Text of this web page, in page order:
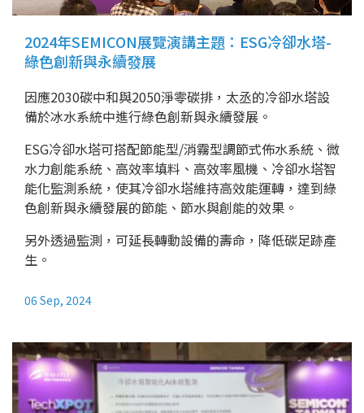
2024年SEMICON展覽演講主題：ESG冷卻水塔-
綠色創新與永續發展
因應2030碳中和與2050淨零碳排，太丞的冷卻水塔設
備於冰水系統中進行綠色創新與永續發展。
ESG冷卻水塔可搭配節能型/消霧型調節式佈水系統、微
水力創能系統、高效率填料、高效率風機、冷卻水塔智
能化監測系統，使其冷卻水塔維持高效能運轉，達到綠
色創新與永續發展的節能、節水與創能的效果。
另外透過監測，可延長轉動設備的壽命，降低碳足跡產
生。
06 Sep, 2024